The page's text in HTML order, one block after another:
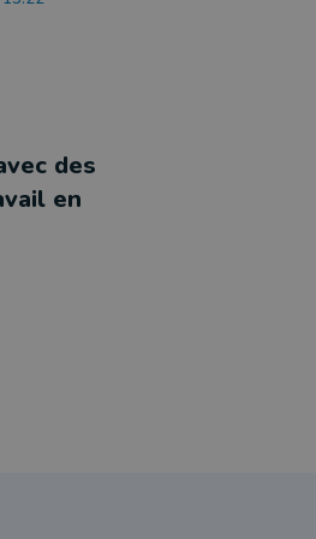
des
en